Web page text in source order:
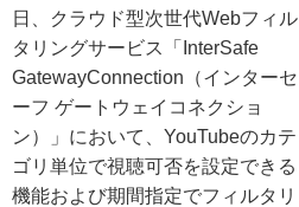
日、クラウド型次世代Webフィル
タリングサービス「InterSafe
GatewayConnection（インターセ
ーフ ゲートウェイコネクショ
ン）」において、YouTubeのカテ
ゴリ単位で視聴可否を設定できる
機能および期間指定でフィルタリ